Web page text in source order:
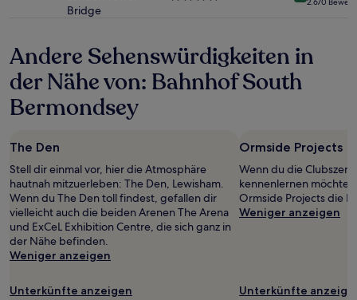
Bridge
Andere Sehenswürdigkeiten in
der Nähe von: Bahnhof South
Bermondsey
The Den
Stell dir einmal vor, hier die Atmosphäre
hautnah mitzuerleben: The Den, Lewisham.
Wenn du The Den toll findest, gefallen dir
vielleicht auch die beiden Arenen The Arena
und ExCeL Exhibition Centre, die sich ganz in
der Nähe befinden.
Weniger anzeigen
Unterkünfte anzeigen
Ormside Projects
Wenn du die
kennenlernen
Ormside Projects die
Weniger anzeigen
Unterkünfte